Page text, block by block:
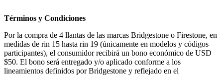
Términos y Condiciones
Por la compra de 4 llantas de las marcas Bridgestone o Firestone, en
medidas de rin 15 hasta rin 19 (únicamente en modelos y códigos
participantes), el consumidor recibirá un bono económico de USD
$50. El bono será entregado y/o aplicado conforme a los
lineamientos definidos por Bridgestone y reflejado en el